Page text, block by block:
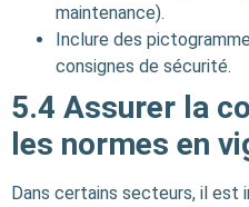
maintenance).
Inclure des
consignes de sécurité.
5.4 Assurer la
les normes en
Dans certains secteurs, il est